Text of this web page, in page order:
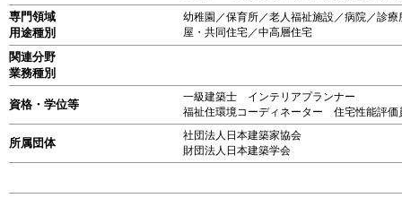
専門領域
用途種別
幼稚園／保育所／老人福祉施設／病院／診
屋・共同住宅／中高層住宅
関連分野
業務種別
資格・学位等
一級建築士 インテリアプランナー
福祉住環境コーディネーター 住宅性能評
所属団体
社団法人日本建築家協会
財団法人日本建築学会